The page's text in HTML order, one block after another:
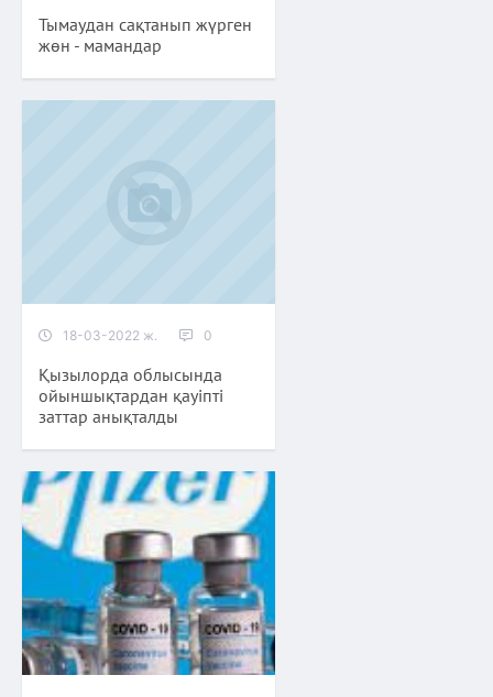
Тымаудан сақтанып жүрген
жөн - мамандар
18-03-2022 ж. 0
Қызылорда облысында
ойыншықтардан қауіпті
заттар анықталды